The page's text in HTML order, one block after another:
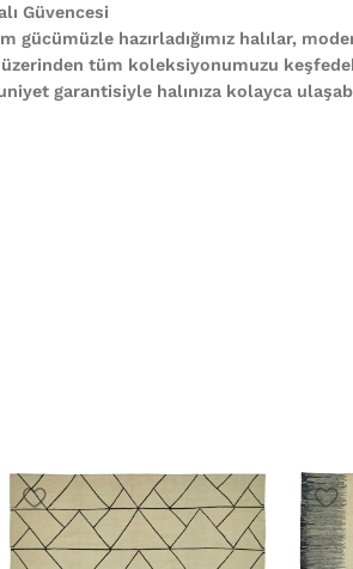
Güvencesi
gücümüzle hazırladığımız halılar,
üzerinden tüm koleksiyonumuzu
garantisiyle halınıza kolayca